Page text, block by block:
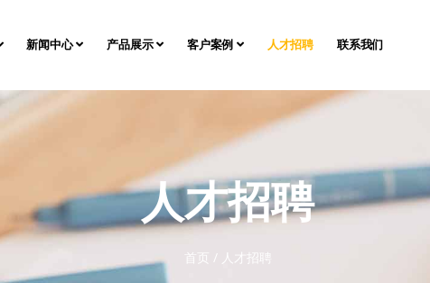
新闻中心 产品展示 客户案例 人才招聘 联系我们
人才招聘
首页 / 人才招聘